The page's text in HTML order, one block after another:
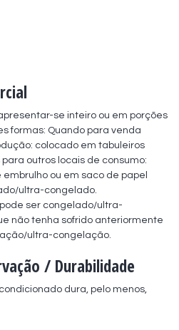
se inteiro ou em porções
formas: Quando para venda
colocado em tabuleiros
outros locais de consumo:
ou em saco de papel
ultra-congelado.
pode ser congelado/ultra-
não tenha sofrido anteriormente
ultra-congelação.
/ Durabilidade
dura, pelo menos,